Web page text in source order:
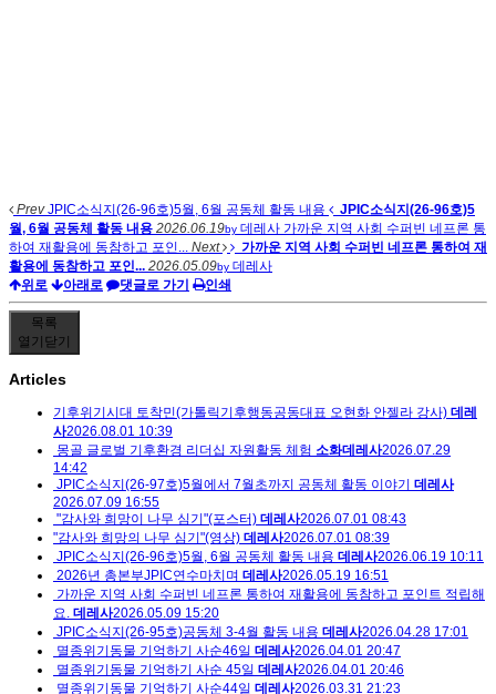
PrevJPIC소식지(26-96호)5월, 6월 공동체 활동 내용
JPIC소식지(26-96호)5
월, 6월 공동체 활동 내용 2026.06.19by 데레사 가까운 지역 사회 수퍼빈 네프론 통
하여 재활용에 동참하고 포인... Next
가까운 지역 사회 수퍼빈 네프론 통하여 재
활용에 동참하고 포인... 2026.05.09by 데레사
위로
아래로 댓글로 가기 인쇄
목록
열기 닫기
Articles
기후위기시대 토착민(가톨릭기후행동공동대표 오현화 안젤라 강사) 데레
사2026.08.01 10:39
몽골 글로벌 기후환경 리더십 자원활동 체험 소화데레사2026.07.29
14:42
JPIC소식지(26-97호)5월에서 7월초까지 공동체 활동 이야기 데레사
2026.07.09 16:55
"감사와 희망이 나무 심기"(포스터) 데레사2026.07.01 08:43
"감사와 희망의 나무 심기"(영상) 데레사2026.07.01 08:39
JPIC소식지(26-96호)5월, 6월 공동체 활동 내용 데레사2026.06.19 10:11
2026년 총본부JPIC연수마치며 데레사2026.05.19 16:51
가까운 지역 사회 수퍼빈 네프론 통하여 재활용에 동참하고 포인트 적립해
요. 데레사2026.05.09 15:20
JPIC소식지(26-95호)공동체 3-4월 활동 내용 데레사2026.04.28 17:01
멸종위기동물 기억하기 사순46일 데레사2026.04.01 20:47
멸종위기동물 기억하기 사순 45일 데레사2026.04.01 20:46
멸종위기동물 기억하기 사순44일 데레사2026.03.31 21:23